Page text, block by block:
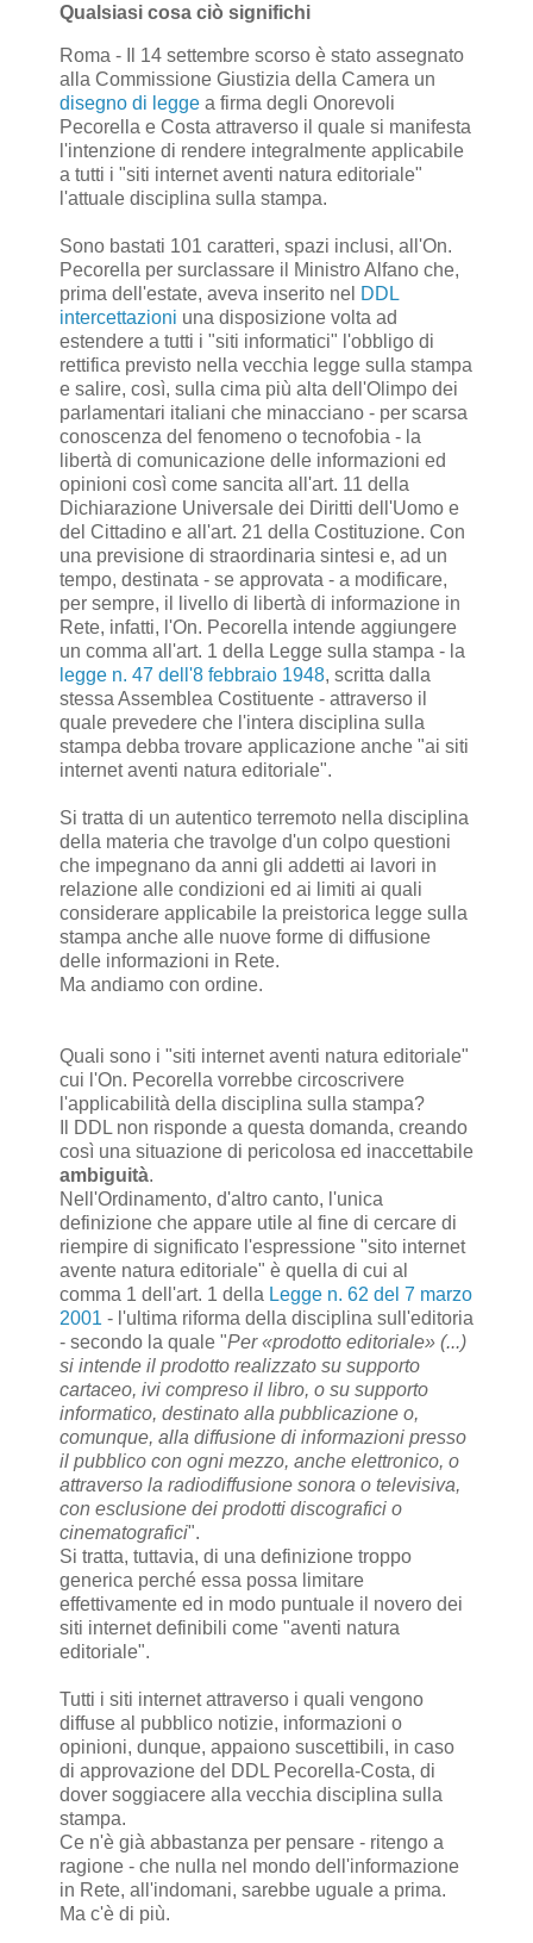
Qualsiasi cosa ciò significhi
Roma - Il 14 settembre scorso è stato assegnato
alla Commissione Giustizia della Camera un
disegno di legge a firma degli Onorevoli
Pecorella e Costa attraverso il quale si manifesta
l'intenzione di rendere integralmente applicabile
a tutti i "siti internet aventi natura editoriale"
l'attuale disciplina sulla stampa.
Sono bastati 101 caratteri, spazi inclusi, all'On.
Pecorella per surclassare il Ministro Alfano che,
prima dell'estate, aveva inserito nel DDL
intercettazioni una disposizione volta ad
estendere a tutti i "siti informatici" l'obbligo di
rettifica previsto nella vecchia legge sulla stampa
e salire, così, sulla cima più alta dell'Olimpo dei
parlamentari italiani che minacciano - per scarsa
conoscenza del fenomeno o tecnofobia - la
libertà di comunicazione delle informazioni ed
opinioni così come sancita all'art. 11 della
Dichiarazione Universale dei Diritti dell'Uomo e
del Cittadino e all'art. 21 della Costituzione. Con
una previsione di straordinaria sintesi e, ad un
tempo, destinata - se approvata - a modificare,
per sempre, il livello di libertà di informazione in
Rete, infatti, l'On. Pecorella intende aggiungere
un comma all'art. 1 della Legge sulla stampa - la
legge n. 47 dell'8 febbraio 1948, scritta dalla
stessa Assemblea Costituente - attraverso il
quale prevedere che l'intera disciplina sulla
stampa debba trovare applicazione anche "ai siti
internet aventi natura editoriale".
Si tratta di un autentico terremoto nella disciplina
della materia che travolge d'un colpo questioni
che impegnano da anni gli addetti ai lavori in
relazione alle condizioni ed ai limiti ai quali
considerare applicabile la preistorica legge sulla
stampa anche alle nuove forme di diffusione
delle informazioni in Rete.
Ma andiamo con ordine.
Quali sono i "siti internet aventi natura editoriale"
cui l'On. Pecorella vorrebbe circoscrivere
l'applicabilità della disciplina sulla stampa?
Il DDL non risponde a questa domanda, creando
così una situazione di pericolosa ed inaccettabile
ambiguità.
Nell'Ordinamento, d'altro canto, l'unica
definizione che appare utile al fine di cercare di
riempire di significato l'espressione "sito internet
avente natura editoriale" è quella di cui al
comma 1 dell'art. 1 della Legge n. 62 del 7 marzo
2001 - l'ultima riforma della disciplina sull'editoria
- secondo la quale "Per «prodotto editoriale» (...)
si intende il prodotto realizzato su supporto
cartaceo, ivi compreso il libro, o su supporto
informatico, destinato alla pubblicazione o,
comunque, alla diffusione di informazioni presso
il pubblico con ogni mezzo, anche elettronico, o
attraverso la radiodiffusione sonora o televisiva,
con esclusione dei prodotti discografici o
cinematografici".
Si tratta, tuttavia, di una definizione troppo
generica perché essa possa limitare
effettivamente ed in modo puntuale il novero dei
siti internet definibili come "aventi natura
editoriale".
Tutti i siti internet attraverso i quali vengono
diffuse al pubblico notizie, informazioni o
opinioni, dunque, appaiono suscettibili, in caso
di approvazione del DDL Pecorella-Costa, di
dover soggiacere alla vecchia disciplina sulla
stampa.
Ce n'è già abbastanza per pensare - ritengo a
ragione - che nulla nel mondo dell'informazione
in Rete, all'indomani, sarebbe uguale a prima.
Ma c'è di più.